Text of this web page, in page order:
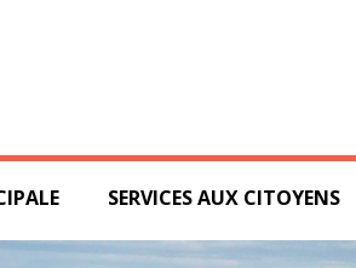
SERVICES AUX CITOYENS